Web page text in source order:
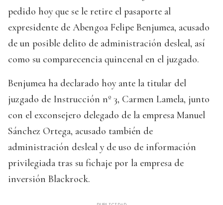
pedido hoy que se le retire el pasaporte al
expresidente de Abengoa Felipe Benjumea, acusado
de un posible delito de administración desleal, así
como su comparecencia quincenal en el juzgado.
Benjumea ha declarado hoy ante la titular del
juzgado de Instrucción nº 3, Carmen Lamela, junto
con el exconsejero delegado de la empresa Manuel
Sánchez Ortega, acusado también de
administración desleal y de uso de información
privilegiada tras su fichaje por la empresa de
inversión Blackrock.